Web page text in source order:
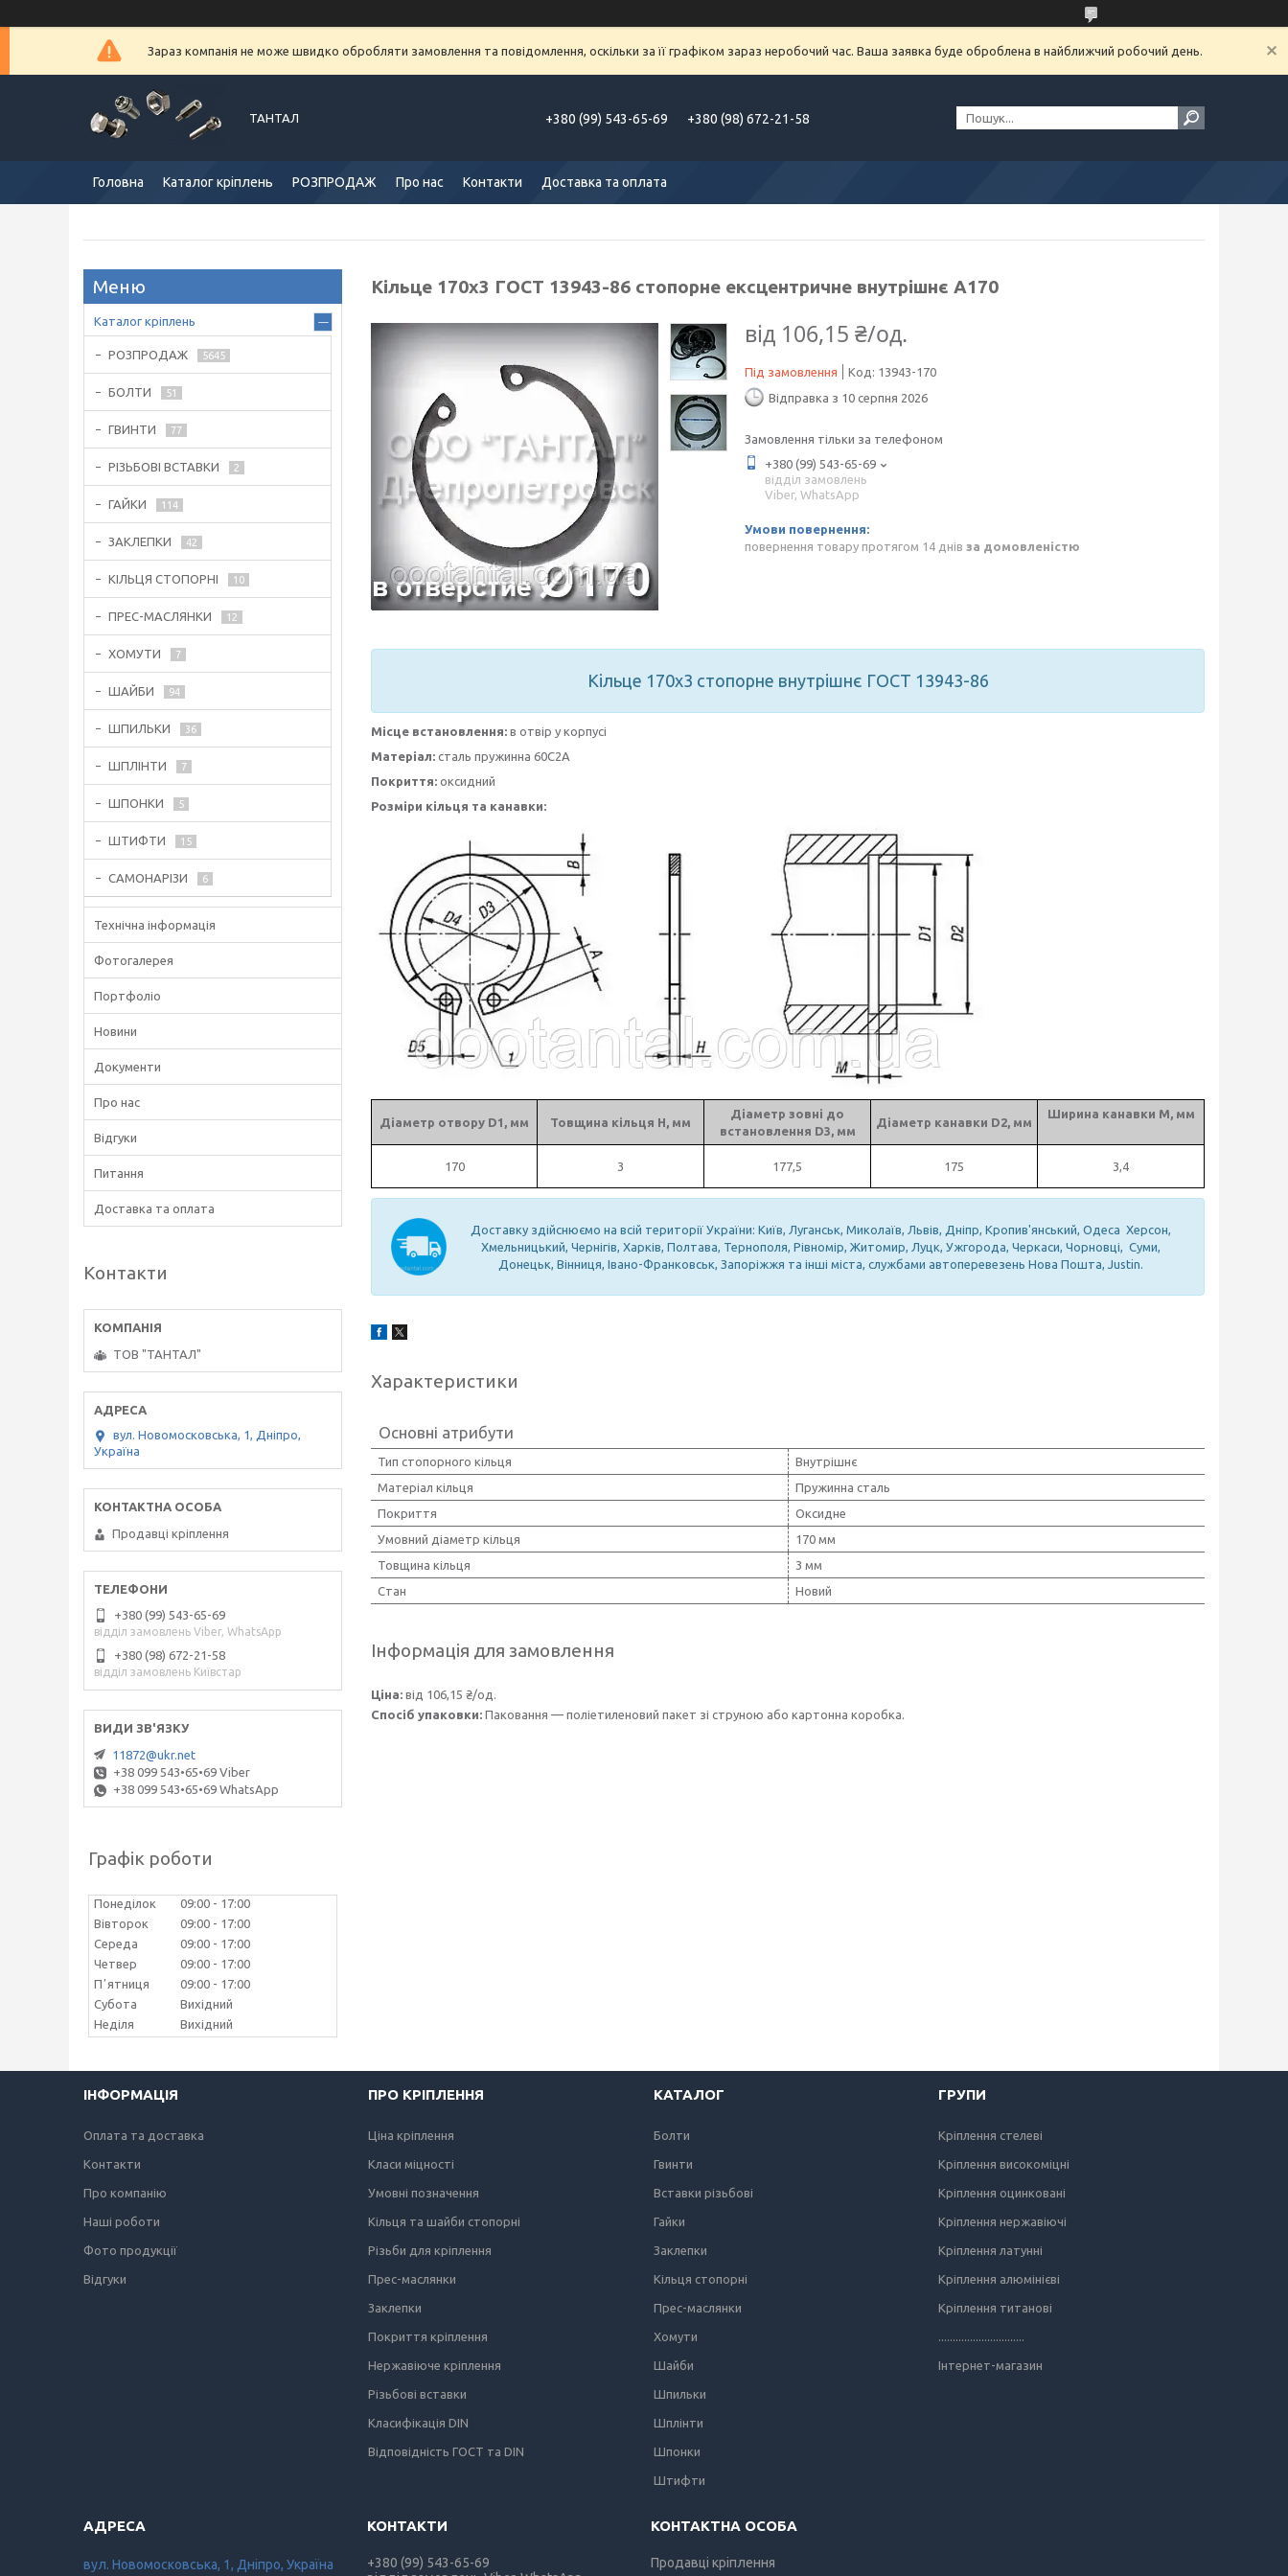
Зараз компанія не може швидко обробляти замовлення та повідомлення, оскільки за її графіком зараз неробочий час. Ваша заявка буде оброблена в найближчий робочий день.
ТАНТАЛ +380 (99) 543-65-69 +380 (98) 672-21-58
Головна Каталог кріплень РОЗПРОДАЖ Про нас Контакти Доставка та оплата
Кільце 170х3 ГОСТ 13943-86 стопорне ексцентричне внутрішнє А170
від 106,15 ₴/од.
Під замовлення Код: 13943-170
Відправка з 10 серпня 2026
Замовлення тільки за телефоном
+380 (99) 543-65-69
відділ замовлень
Viber, WhatsApp
повернення товару протягом 14 днів за домовленістю
Кільце 170х3 стопорне внутрішнє ГОСТ 13943-86
Місце встановлення: в отвір у корпусі
Матеріал: сталь пружинна 60С2А
Покриття: оксидний
Розміри кільця та канавки:
Діаметр отвору D1, мм Товщина кільця Н, мм
Діаметр зовні до
встановлення D3, мм
Діаметр канавки D2, мм
Ширина канавки М, мм
170 3 177,5 175 3,4
Доставку здійснюємо на всій території України: Київ, Луганськ, Миколаїв, Львів, Дніпр, Кропив'янський, Одеса Херсон,
Хмельницький, Чернігів, Харків, Полтава, Тернополя, Рівномір, Житомир, Луцк, Ужгорода, Черкаси, Чорновці, Суми,
Донецьк, Вінниця, Івано-Франковськ, Запоріжжя та інші міста, службами автоперевезень Нова Пошта, Justin.
Характеристики
Основні атрибути
Тип стопорного кільця
Внутрішнє
Матеріал кільця
Пружинна сталь
Покриття
Оксидне
Умовний діаметр кільця
170 мм
Товщина кільця
3 мм
Стан
Новий
Інформація для замовлення
Ціна: від 106,15 ₴/од.
Спосіб упаковки: Паковання — поліетиленовий пакет зі струною або картонна коробка.
Каталог кріплень
РОЗПРОДАЖ 5645
БОЛТИ 51
ГВИНТИ 77
РІЗЬБОВІ ВСТАВКИ 2
ГАЙКИ 114
ЗАКЛЕПКИ 42
КІЛЬЦЯ СТОПОРНІ 10
ПРЕС-МАСЛЯНКИ 12
ХОМУТИ 7
ШАЙБИ 94
ШПИЛЬКИ 36
ШПЛІНТИ 7
ШПОНКИ 5
ШТИФТИ 15
САМОНАРІЗИ 6
Технічна інформація
Фотогалерея
Портфоліо
Новини
Документи
Про нас
Відгуки
Питання
Доставка та оплата
Контакти
ТОВ "ТАНТАЛ"
вул. Новомосковська, 1, Дніпро,
Україна
Продавці кріплення
+380 (99) 543-65-69
відділ замовлень Viber, WhatsApp
+380 (98) 672-21-58
відділ замовлень Київстар
11872@ukr.net
+38 099 543•65•69 Viber
+38 099 543•65•69 WhatsApp
Графік роботи
Понеділок 09:00
17:00
Вівторок
09:00
17:00
Середа
09:00
17:00
Четвер
09:00
17:00
Пʼятниця
09:00
17:00
Субота
Вихідний
Неділя
Вихідний
ІНФОРМАЦІЯ
Оплата та доставка
Контакти
Про компанію
Наші роботи
Фото продукції
Відгуки
ПРО КРІПЛЕННЯ
Ціна кріплення
Класи міцності
Умовні позначення
Кільця та шайби стопорні
Різьби для кріплення
Прес-маслянки
Заклепки
Покриття кріплення
Нержавіюче кріплення
Різьбові вставки
Класифікація DIN
Відповідність ГОСТ та DIN
КАТАЛОГ
Болти
Гвинти
Вставки різьбові
Гайки
Заклепки
Кільця стопорні
Прес-маслянки
Хомути
Шайби
Шпильки
Шплінти
Шпонки
Штифти
ГРУПИ
Кріплення стелеві
Кріплення високоміцні
Кріплення оцинковані
Кріплення нержавіючі
Кріплення латунні
Кріплення алюмінієві
Кріплення титанові
..............................
Інтернет-магазин
вул. Новомосковська, 1, Дніпро, Україна
+380 (99) 543-65-69
Продавці кріплення